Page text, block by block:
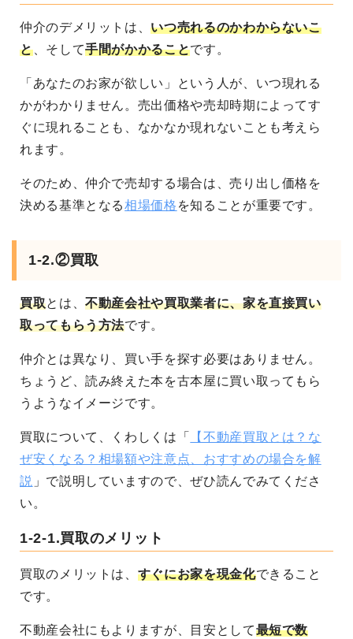
仲介のデメリットは、いつ売れるのかわからないこ
と、そして手間がかかることです。
「あなたのお家が欲しい」という人が、いつ現れる
かがわかりません。売出価格や売却時期によってす
ぐに現れることも、なかなか現れないことも考えら
れます。
そのため、仲介で売却する場合は、売り出し価格を
決める基準となる相場価格 を知ることが重要です。
1-2.②買取
買取とは、不動産会社や買取業者に、家を直接買い
取ってもらう方法です。
仲介とは異なり、買い手を探す必要はありません。
ちょうど、読み終えた本を古本屋に買い取ってもら
うようなイメージです。
買取について、くわしくは「
【不動産買取とは？な
ぜ安くなる？相場額や注意点、おすすめの場合を解
説 」で説明していますので、ぜひ読んでみてくださ
い。
1-2-1.買取のメリット
買取のメリットは、 すぐにお家を現金化できること
です。
不動産会社にもよりますが、目安として最短で数